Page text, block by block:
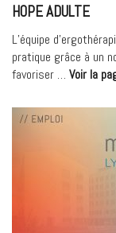
HOPE ADULTE
L’équipe
pratique grâce à un
favoriser … Voir la